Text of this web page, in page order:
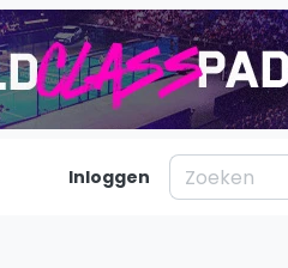
Inloggen